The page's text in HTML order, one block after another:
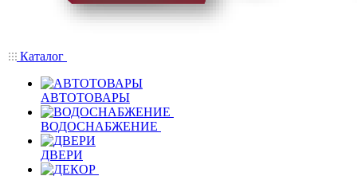
Каталог
АВТОТОВАРЫ
ВОДОСНАБЖЕНИЕ
ДВЕРИ